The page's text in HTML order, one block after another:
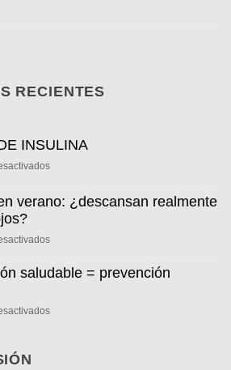
RECIENTES
INSULINA
en
INSULINA
verano: ¿descansan realmente
en
en
realmente
saludable = prevención
en